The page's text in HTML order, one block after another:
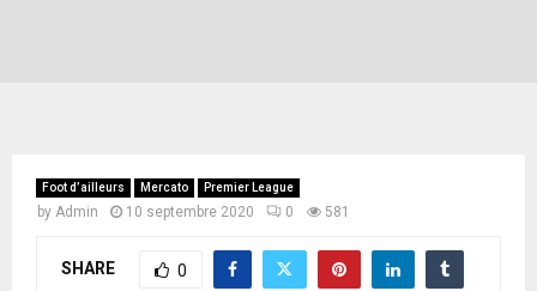
Foot d’ailleurs Mercato Premier League
by Admin 10 septembre 2020 0 581
SHARE 0